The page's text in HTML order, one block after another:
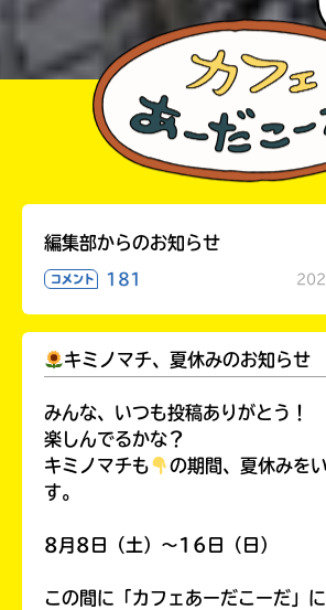
編集部からのお知らせ
コメント 181
キミノマチ、夏休みのお知らせ
みんな、いつも投稿ありがとう！
楽しんでるかな？
キミノマチも
の期間、夏休みを
す。
8月8日（土）～16日（日）
この間に「カフェあーだこーだ」